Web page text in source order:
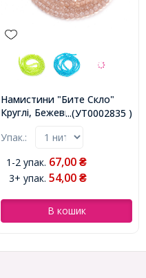
...(УТ0002835 )
Намистини "Бите Скло"
Круглі, Бежевий, 4мм,
190шт/76см/нитка,
Упак.:
1-2 упак. 67,00 ₴
3+ упак. 54,00 ₴
В кошик